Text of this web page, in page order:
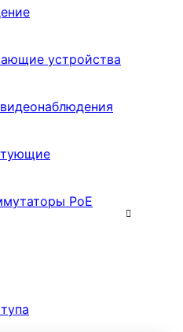
устройства
PoE